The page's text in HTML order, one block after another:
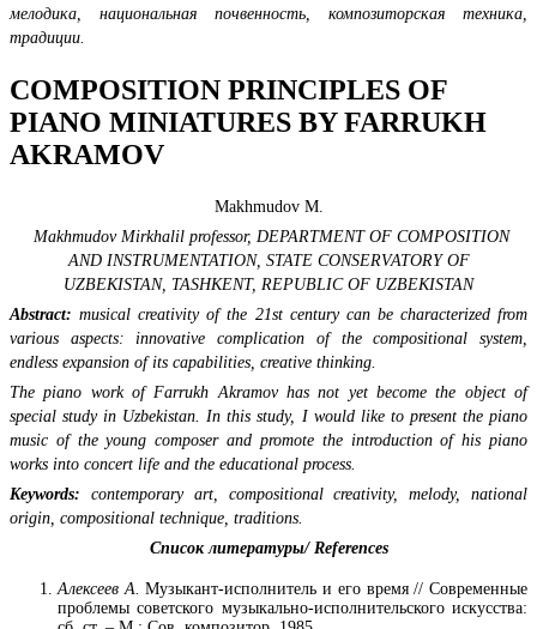
мелодика, национальная почвенность, композиторская техника,
традиции.
COMPOSITION PRINCIPLES OF
PIANO MINIATURES BY FARRUKH
AKRAMOV
Makhmudov M.
Makhmudov Mirkhalil professor, DEPARTMENT OF COMPOSITION
AND INSTRUMENTATION, STATE CONSERVATORY OF
UZBEKISTAN, TASHKENT, REPUBLIC OF UZBEKISTAN
Abstract: musical creativity of the 21st century can be characterized from
various aspects: innovative complication of the compositional system,
endless expansion of its capabilities, creative thinking.
The piano work of Farrukh Akramov has not yet become the object of
special study in Uzbekistan. In this study, I would like to present the piano
music of the young composer and promote the introduction of his piano
works into concert life and the educational process.
Keywords: contemporary art, compositional creativity, melody, national
origin, compositional technique, traditions.
Список литературы/ References
Алексеев А. Музыкант-исполнитель и его время // Современные
проблемы советского музыкально-исполнительского искусства: